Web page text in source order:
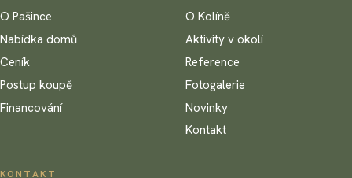
O Pašince
Nabídka domů
Ceník
Postup koupě
Financování
O Kolíně
Aktivity v okolí
Reference
Fotogalerie
Novinky
Kontakt
KONTAKT